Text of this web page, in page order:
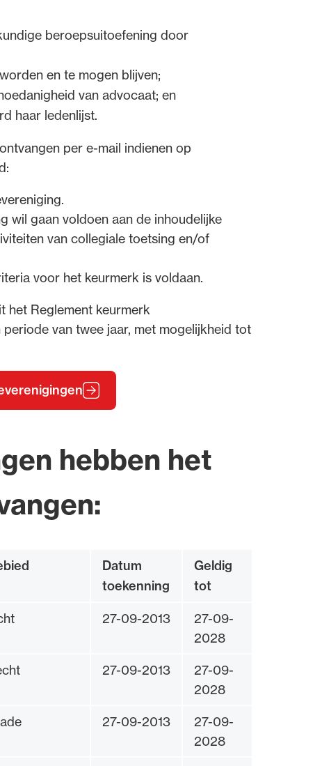
beroepsuitoefening door
en te mogen blijven;
van advocaat; en
haar ledenlijst.
per e-mail indienen op
wil gaan voldoen aan de inhoudelijke
van collegiale toetsing en/of
voor het keurmerk is voldaan.
het Reglement keurmerk
van twee jaar, met mogelijkheid tot
hebben het
Datum
toekenning
Geldig
tot
27-09-2013
27-09-
2028
27-09-2013
27-09-
2028
27-09-2013
27-09-
2028